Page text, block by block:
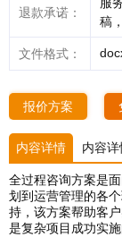
退款承诺：
服
稿
文件格式：
报价方案
内容详情 内容
全过程咨询方案是
划到运营管理的各
持，该方案帮助客
是复杂项目成功实